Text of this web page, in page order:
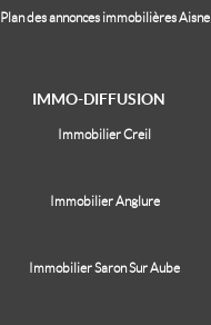
Plan des annonces immobilières Aisne
IMMO-DIFFUSION
Immobilier Creil
Immobilier Anglure
Immobilier Saron Sur Aube